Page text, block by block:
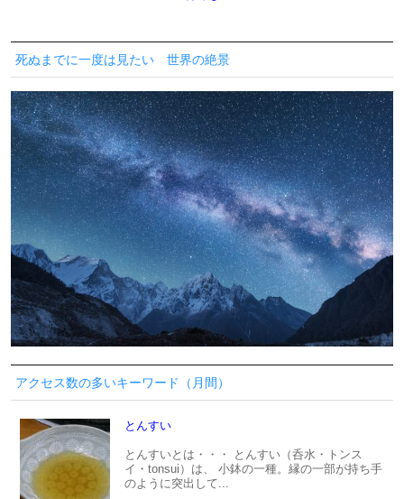
死ぬまでに一度は見たい 世界の絶景
アクセス数の多いキーワード（月間）
とんすい
とんすいとは・・・ とんすい（呑水・トンス
イ・tonsui）は、 小鉢の一種。縁の一部が持ち手
のように突出して...